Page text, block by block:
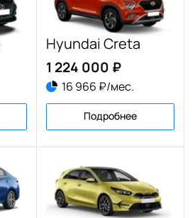
Hyundai Creta
1 224 000 ₽
16 966 ₽/мес.
Подробнее